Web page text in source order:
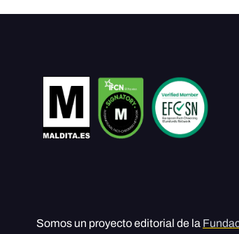
Somos un proyecto editorial de la